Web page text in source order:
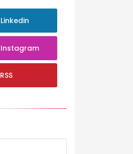
Linkedin
Instagram
RSS